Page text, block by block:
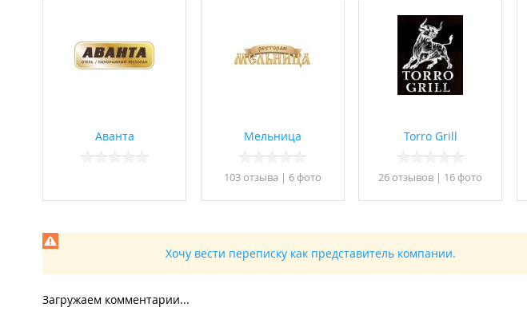
Аванта Мельница
103 отзывa | 6 фото
Torro Grill
26 отзывов | 16 фото
Хочу вести переписку как представитель компании.
Загружаем комментарии...